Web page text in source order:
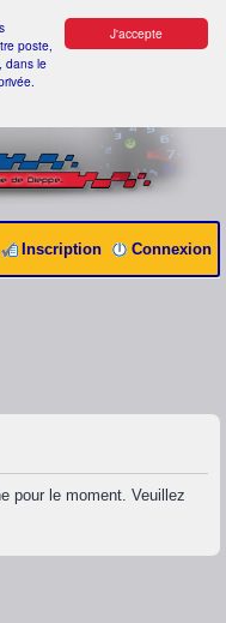
J'accepte
poste,
dans le
Connexion
Inscription
pour le moment. Veuillez